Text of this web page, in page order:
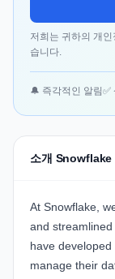
저희는 귀하의 개
습니다.
🔔 즉각적인 알림✅
소개 Snowflake
At Snowflake,
and
have
manage their